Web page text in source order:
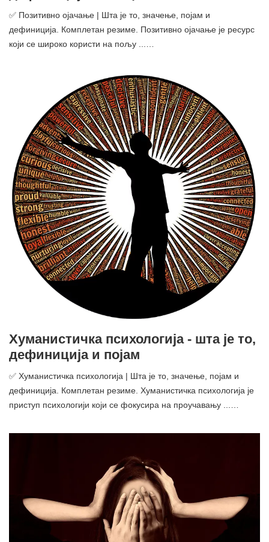
✅ Позитивно ојачање | Шта је то, значење, појам и
дефиниција. Комплетан резиме. Позитивно ојачање је ресурс
који се широко користи на пољу ...…
Хуманистичка психологија - шта је то,
дефиниција и појам
✅ Хуманистичка психологија | Шта је то, значење, појам и
дефиниција. Комплетан резиме. Хуманистичка психологија је
приступ психологији који се фокусира на проучавању ...…